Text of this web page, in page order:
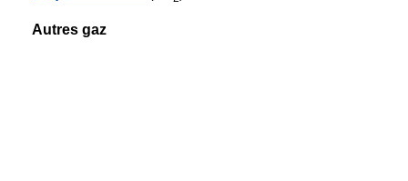
Autres gaz